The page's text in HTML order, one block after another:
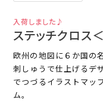
入荷しました♪
ステッチクロス
欧州の地図に６か国の
刺しゅうで仕上げるデ
でつづるイラストマッ
ム。